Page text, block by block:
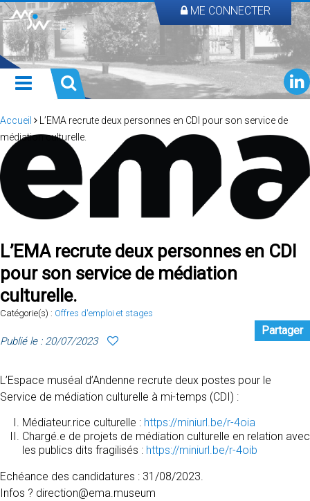
ME CONNECTER
Accueil
L’EMA recrute deux personnes en CDI pour son service de
médiation culturelle.
L’EMA recrute deux personnes en CDI
pour son service de médiation
culturelle.
Catégorie(s) : Offres d'emploi et stages
Publié le : 20/07/2023
Partager
L’Espace muséal d’Andenne recrute deux postes pour le
Service de médiation culturelle à mi-temps (CDI) :
Médiateur.rice culturelle : https://miniurl.be/r-4oia
Chargé.e de projets de médiation culturelle en relation avec
les publics dits fragilisés : https://miniurl.be/r-4oib
Echéance des candidatures : 31/08/2023.
Infos ? direction@ema.museum